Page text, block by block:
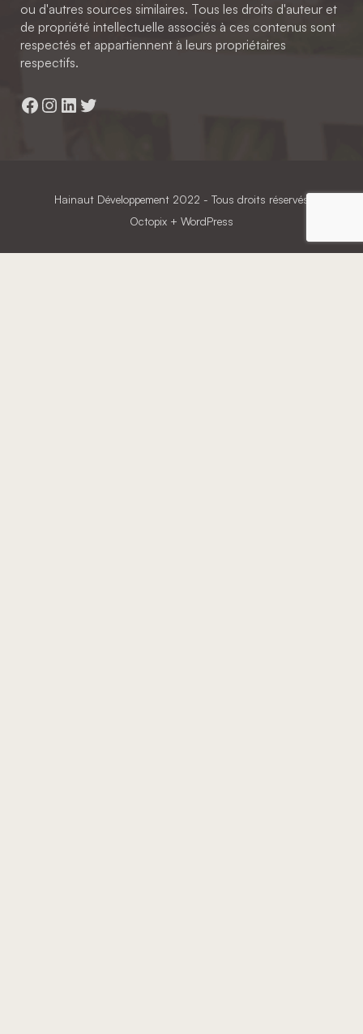
ou d'autres sources similaires. Tous les droits d'auteur et
de propriété intellectuelle associés à ces contenus sont
respectés et appartiennent à leurs propriétaires
respectifs.
Facebook
Instagram
LinkedIn
Twitter
Hainaut Développement 2022 - Tous droits réservés
Octopix + WordPress